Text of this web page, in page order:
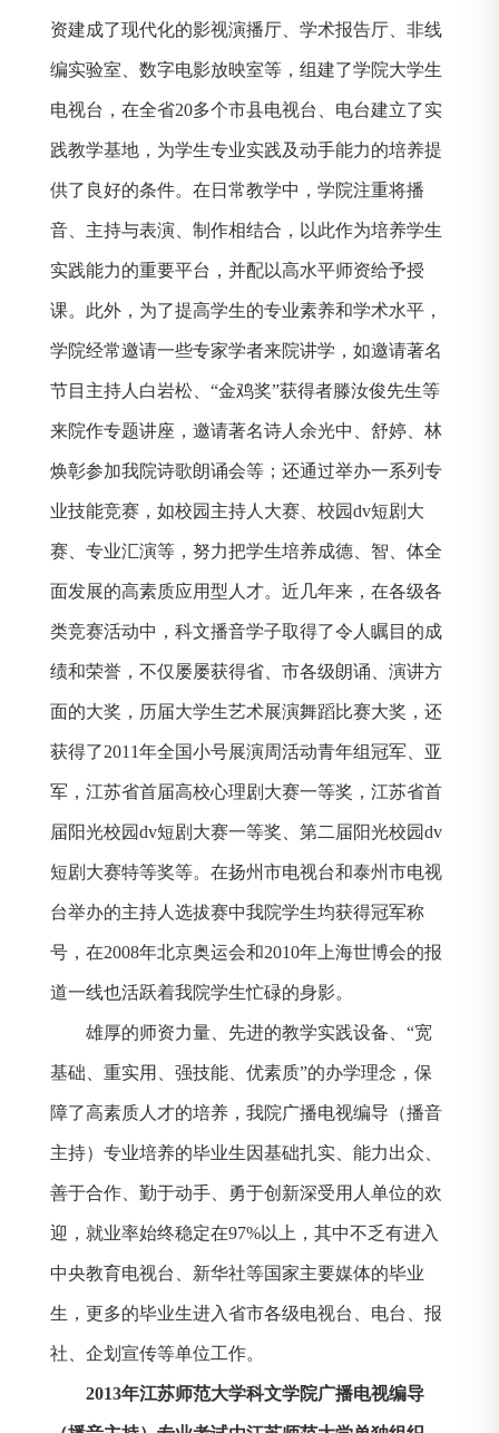
资建成了现代化的影视演播厅、学术报告厅、非线
编实验室、数字电影放映室等，组建了学院大学生
电视台，在全省20多个市县电视台、电台建立了实
践教学基地，为学生专业实践及动手能力的培养提
供了良好的条件。在日常教学中，学院注重将播
音、主持与表演、制作相结合，以此作为培养学生
实践能力的重要平台，并配以高水平师资给予授
课。此外，为了提高学生的专业素养和学术水平，
学院经常邀请一些专家学者来院讲学，如邀请著名
节目主持人白岩松、“金鸡奖”获得者滕汝俊先生等
来院作专题讲座，邀请著名诗人余光中、舒婷、林
焕彰参加我院诗歌朗诵会等；还通过举办一系列专
业技能竞赛，如校园主持人大赛、校园dv短剧大
赛、专业汇演等，努力把学生培养成德、智、体全
面发展的高素质应用型人才。近几年来，在各级各
类竞赛活动中，科文播音学子取得了令人瞩目的成
绩和荣誉，不仅屡屡获得省、市各级朗诵、演讲方
面的大奖，历届大学生艺术展演舞蹈比赛大奖，还
获得了2011年全国小号展演周活动青年组冠军、亚
军，江苏省首届高校心理剧大赛一等奖，江苏省首
届阳光校园dv短剧大赛一等奖、第二届阳光校园dv
短剧大赛特等奖等。在扬州市电视台和泰州市电视
台举办的主持人选拔赛中我院学生均获得冠军称
号，在2008年北京奥运会和2010年上海世博会的报
道一线也活跃着我院学生忙碌的身影。
雄厚的师资力量、先进的教学实践设备、“宽
基础、重实用、强技能、优素质”的办学理念，保
障了高素质人才的培养，我院广播电视编导（播音
主持）专业培养的毕业生因基础扎实、能力出众、
善于合作、勤于动手、勇于创新深受用人单位的欢
迎，就业率始终稳定在97%以上，其中不乏有进入
中央教育电视台、新华社等国家主要媒体的毕业
生，更多的毕业生进入省市各级电视台、电台、报
社、企划宣传等单位工作。
2013年江苏师范大学科文学院广播电视编导